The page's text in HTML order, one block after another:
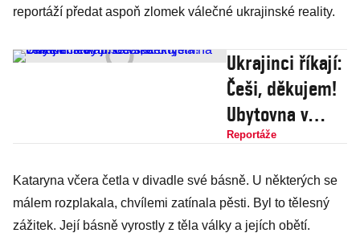
reportáží předat aspoň zlomek válečné ukrajinské reality.
Ukrajinci říkají:
Češi, děkujem!
Ubytovna v
rumburském
se však chystá
na velké změny
Reportáže
Kataryna včera četla v divadle své básně. U některých se
málem rozplakala, chvílemi zatínala pěsti. Byl to tělesný
zážitek. Její básně vyrostly z těla války a jejích obětí.